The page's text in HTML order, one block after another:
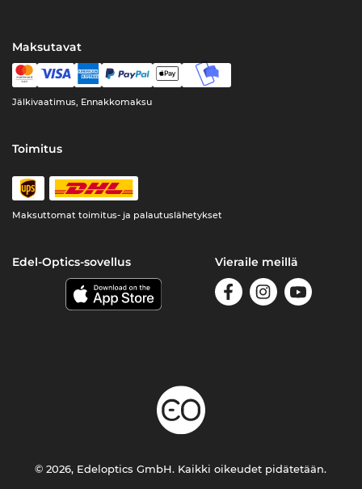
Maksutavat
Jälkivaatimus, Ennakkomaksu
Toimitus
Maksuttomat toimitus- ja palautuslähetykset
Edel-Optics-sovellus Vieraile meillä
© 2026, Edeloptics GmbH. Kaikki oikeudet pidätetään.